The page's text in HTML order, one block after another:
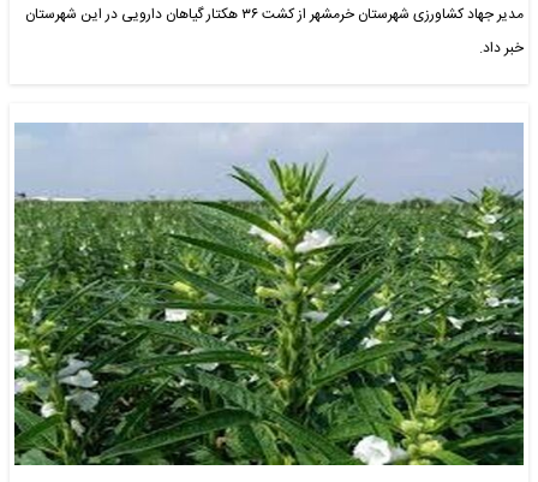
مدیر جهاد کشاورزی شهرستان خرمشهر از کشت ۳۶ هکتار گیاهان دارویی در این شهرستان
خبر داد.